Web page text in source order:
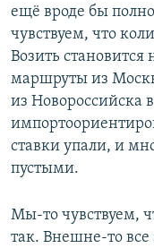
ещё вроде бы
чувствуем, что
Возить
маршруты из
из Новороссийска
ставки упали, и
пустыми.
Мы-то чувствуем,
так. Внешне-то